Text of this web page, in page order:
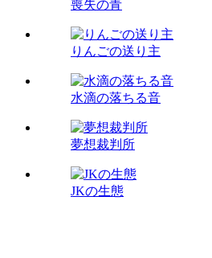
喪失の青
りんごの送り主
水滴の落ちる音
夢想裁判所
JKの生態